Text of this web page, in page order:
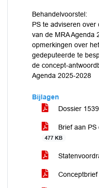
Behandelvoorstel:
PS te adviseren
van de MRA Agenda
opmerkingen over
gedeputeerde te
de concept-
Agenda 2025-2028
Bijlagen
Dossier
Brief aan
477 KB